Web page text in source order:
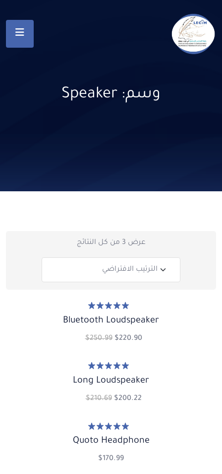
وسم: Speaker
عرض ⁦3⁩ من كل النتائج
تم التقييم
5.00
من 5
Bluetooth Loudspeaker
$220.90
$250.99
تم التقييم
5.00
من 5
Long Loudspeaker
$200.22
$210.69
تم التقييم 5.00
من 5
Quoto Headphone
$170.99